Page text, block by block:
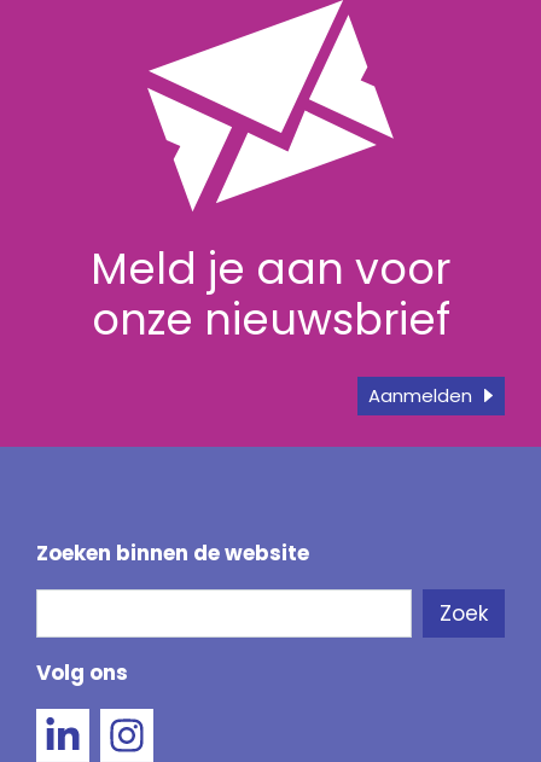
Meld je aan voor
onze nieuwsbrief
Aanmelden
Zoeken binnen de website
Zoek
Volg ons